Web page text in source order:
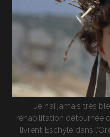
Je n’ai jamais très
réhabilitation détournée
livrent Eschyle dans